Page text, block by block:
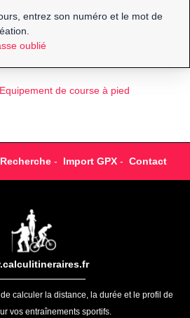
entrez son numéro et le mot de
oublié
Recherche- Import GPX- Contact
calculer la distance, la durée et le profil de
vos entraînements sportifs.